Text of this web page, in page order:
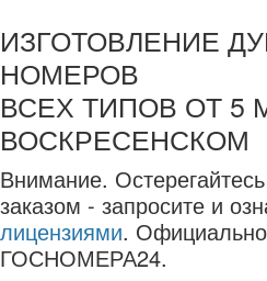
ИЗГОТОВЛЕНИЕ
НОМЕРОВ
ВСЕХ ТИПОВ ОТ 5
ВОСКРЕСЕНСКОМ
Внимание.
заказом - запросите и
лицензиями.
ГОСНОМЕРА24.